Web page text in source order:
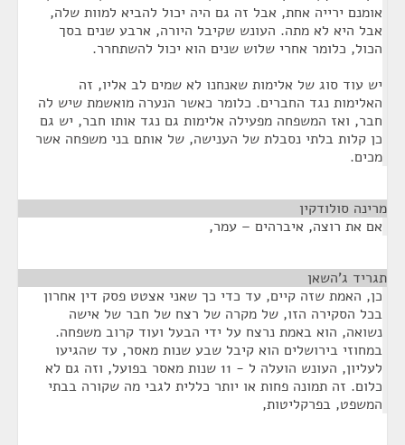
אומנם ירייה אחת, אבל זה גם היה יכול להביא למוות שלה,
אבל היא לא מתה. העונש שקיבל היורה, ארבע שנים בסך
הכול, כלומר אחרי שלוש שנים הוא יכול להשתחרר.
יש עוד סוג של אלימות שאנחנו לא שמים לב אליו, זה
האלימות נגד החברים. כלומר כאשר הנערה מואשמת שיש לה
חבר, ואז המשפחה מפעילה אלימות גם נגד אותו חבר, יש גם
כן קלות בלתי נסבלת של הענישה, של אותם בני משפחה אשר
מכים.
מרינה סולודקין
אם את רוצה, איברהים – עמר,
תגריד ג'השאן
כן, האמת שזה קיים, עד כדי כך שאני אצטט פסק דין אחרון
בכל הסקירה הזו, של מקרה של רצח של חבר של אישה
נשואה, הוא באמת נרצח על ידי הבעל ועוד קרוב משפחה.
במחוזי בירושלים הוא קיבל שבע שנות מאסר, עד שהגיעו
לעליון, העונש הועלה ל - 11 שנות מאסר בפועל, וזה גם לא
כלום. זה תמונה פחות או יותר כללית לגבי מה שקורה בבתי
המשפט, בפרקליטות,